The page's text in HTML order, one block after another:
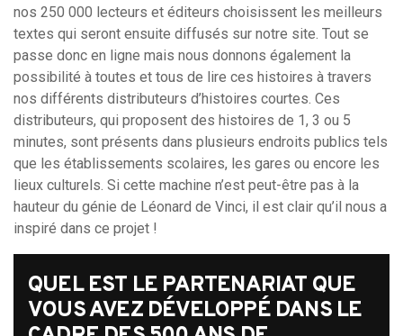
nos 250 000 lecteurs et éditeurs choisissent les meilleurs
textes qui seront ensuite diffusés sur notre site. Tout se
passe donc en ligne mais nous donnons également la
possibilité à toutes et tous de lire ces histoires à travers
nos différents distributeurs d’histoires courtes. Ces
distributeurs, qui proposent des histoires de 1, 3 ou 5
minutes, sont présents dans plusieurs endroits publics tels
que les établissements scolaires, les gares ou encore les
lieux culturels. Si cette machine n’est peut-être pas à la
hauteur du génie de Léonard de Vinci, il est clair qu’il nous a
inspiré dans ce projet !
QUEL EST LE PARTENARIAT QUE
VOUS AVEZ DÉVELOPPÉ DANS LE